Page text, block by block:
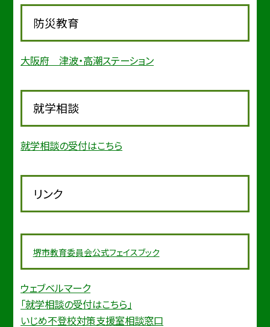
防災教育
大阪府 津波・高潮ステーション
就学相談
就学相談の受付はこちら
リンク
堺市教育委員会公式フェイスブック
ウェブベルマーク
「就学相談の受付はこちら」
いじめ不登校対策支援室相談窓口